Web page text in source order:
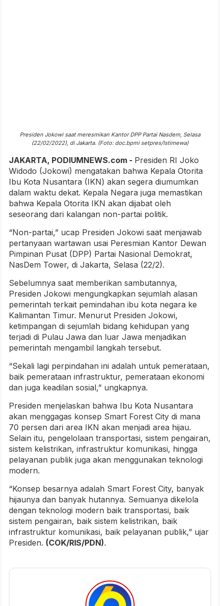
Presiden Jokowi saat meresmikan Kantor DPP Partai Nasdem, Selasa
(22/02/2022), di Jakarta. (Foto: doc.bpmi setpres/Istimewa)
JAKARTA, PODIUMNEWS.com - Presiden RI Joko
Widodo (Jokowi) mengatakan bahwa Kepala Otorita
Ibu Kota Nusantara (IKN) akan segera diumumkan
dalam waktu dekat. Kepala Negara juga memastikan
bahwa Kepala Otorita IKN akan dijabat oleh
seseorang dari kalangan non-partai politik.
“Non-partai,” ucap Presiden Jokowi saat menjawab
pertanyaan wartawan usai Peresmian Kantor Dewan
Pimpinan Pusat (DPP) Partai Nasional Demokrat,
NasDem Tower, di Jakarta, Selasa (22/2).
Sebelumnya saat memberikan sambutannya,
Presiden Jokowi mengungkapkan sejumlah alasan
pemerintah terkait pemindahan ibu kota negara ke
Kalimantan Timur. Menurut Presiden Jokowi,
ketimpangan di sejumlah bidang kehidupan yang
terjadi di Pulau Jawa dan luar Jawa menjadikan
pemerintah mengambil langkah tersebut.
“Sekali lagi perpindahan ini adalah untuk pemerataan,
baik pemerataan infrastruktur, pemerataan ekonomi
dan juga keadilan sosial,” ungkapnya.
Presiden menjelaskan bahwa Ibu Kota Nusantara
akan menggagas konsep Smart Forest City di mana
70 persen dari area IKN akan menjadi area hijau.
Selain itu, pengelolaan transportasi, sistem pengairan,
sistem kelistrikan, infrastruktur komunikasi, hingga
pelayanan publik juga akan menggunakan teknologi
modern.
“Konsep besarnya adalah Smart Forest City, banyak
hijaunya dan banyak hutannya. Semuanya dikelola
dengan teknologi modern baik transportasi, baik
sistem pengairan, baik sistem kelistrikan, baik
infrastruktur komunikasi, baik pelayanan publik,” ujar
Presiden. (COK/RIS/PDN).